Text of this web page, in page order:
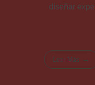
diseñar
Leer Más